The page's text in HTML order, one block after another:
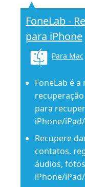
FoneLab -
para iPhone
Para Mac
FoneLab é
para
iPhone/
Recupere
contatos,
áudios,
iPhone/